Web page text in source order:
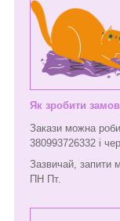
Як зробити
Закази можна
380993726332 і
Зазвичай, запити
ПН Пт.